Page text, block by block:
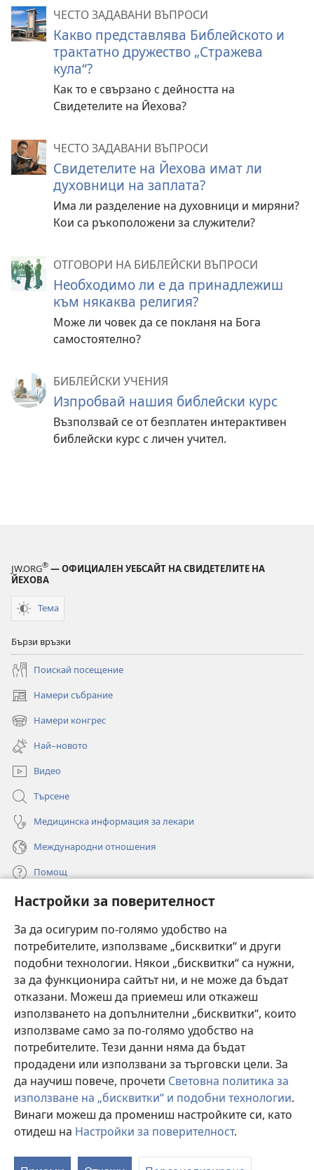
Настройки за поверителност
За да осигурим по-голямо удобство на
потребителите, използваме „бисквитки“ и други
подобни технологии. Някои „бисквитки“ са нужни,
за да функционира сайтът ни, и не може да бъдат
отказани. Можеш да приемеш или откажеш
използването на допълнителни „бисквитки“, които
използваме само за по-голямо удобство на
потребителите. Тези данни няма да бъдат
продадени или използвани за търговски цели. За
да научиш повече, прочети Световна политика за
използване на „бисквитки“ и подобни технологии.
Винаги можеш да промениш настройките си, като
отидеш на Настройки за поверителност.
ЧЕСТО ЗАДАВАНИ ВЪПРОСИ
Какво представлява Библейското и
трактатно дружество „Стражева
кула“?
Как то е свързано с дейността на
Свидетелите на Йехова?
ЧЕСТО ЗАДАВАНИ ВЪПРОСИ
Свидетелите на Йехова имат ли
духовници на заплата?
Има ли разделение на духовници и миряни?
Кои са ръкоположени за служители?
ОТГОВОРИ НА БИБЛЕЙСКИ ВЪПРОСИ
Необходимо ли е да принадлежиш
към някаква религия?
Може ли човек да се покланя на Бога
самостоятелно?
БИБЛЕЙСКИ УЧЕНИЯ
Изпробвай нашия библейски курс
Възползвай се от безплатен интерактивен
библейски курс с личен учител.
JW.ORG® — ОФИЦИАЛЕН УЕБСАЙТ НА СВИДЕТЕЛИТЕ НА
ЙЕХОВА
Тема
Бързи връзки
Поискай посещение
Намери събрание
(отваря
нов
прозорец)
Намери конгрес
(отваря
нов
прозорец)
Най–новото
Видео
Търсене
Медицинска информация за лекари
Международни отношения
Помощ
Дарения
нов
прозорец)ОНЛАЙН БИБЛИОТЕКА „Стражева кула“
(отваря
нов
прозорец)
JW Hub
(отваря
нов
прозорец)JW Library
Watchtower Library ®
Copyright© 2026 Watch Tower Bible and Tract Society of Pennsylvania.
УСЛОВИЯ ЗА ПОЛЗВАНЕ|ПОЛИТИКА ЗА ПОВЕРИТЕЛНОСТ
НАСТРОЙКИ ЗА ПОВЕРИТЕЛНОСТ